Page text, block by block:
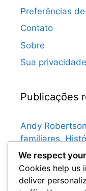
Preferências
Contato
Sobre
Sua privacidade
Publicações
Andy
familiares,
Graeme
juventude,
Gary
We respect
Cookies help us
deliver